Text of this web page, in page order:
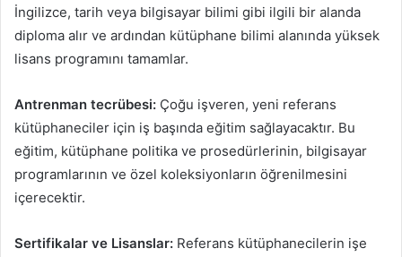
İngilizce, tarih veya bilgisayar bilimi gibi ilgili bir alanda
diploma alır ve ardından kütüphane bilimi alanında yüksek
lisans programını tamamlar.
Antrenman tecrübesi: Çoğu işveren, yeni referans
kütüphaneciler için iş başında eğitim sağlayacaktır. Bu
eğitim, kütüphane politika ve prosedürlerinin, bilgisayar
programlarının ve özel koleksiyonların öğrenilmesini
içerecektir.
Sertifikalar ve Lisanslar: Referans kütüphanecilerin işe